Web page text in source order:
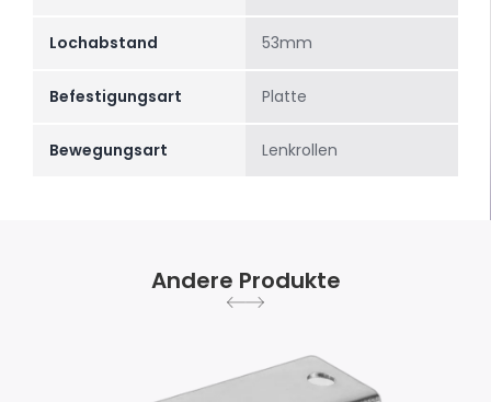
Lochabstand 53mm
Befestigungsart Platte
Bewegungsart Lenkrollen
Andere Produkte